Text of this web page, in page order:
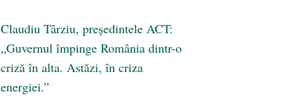
Claudiu Târziu, președintele ACT:
„Guvernul împinge România dintr-o
criză în alta. Astăzi, în criza
energiei.”